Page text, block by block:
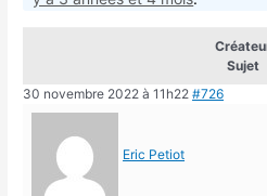
Sujet
30 novembre 2022 à 11h22 #726
Eric Petiot